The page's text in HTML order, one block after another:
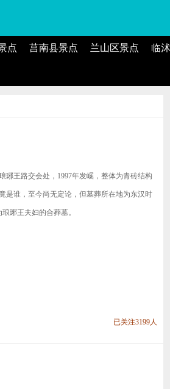
点 莒南县景点 兰山区景点 临
琊王路交会处，1997年发崛，整体为青砖结构
是谁，至今尚无定论，但墓葬所在地为东汉时
琊王夫妇的合葬墓。
已关注3199人